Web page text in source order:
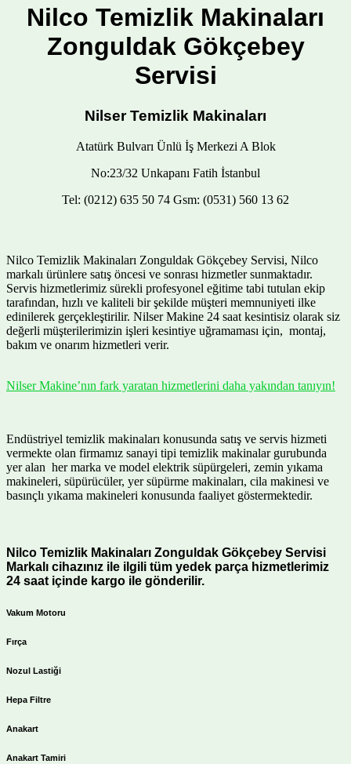
Nilco Temizlik Makinaları
Zonguldak Gökçebey
Servisi
Nilser Temizlik Makinaları
Atatürk Bulvarı Ünlü İş Merkezi A Blok
No:23/32 Unkapanı Fatih İstanbul
Tel: (0212) 635 50 74 Gsm: (0531) 560 13 62
Nilco Temizlik Makinaları Zonguldak Gökçebey Servisi, Nilco
markalı ürünlere satış öncesi ve sonrası hizmetler sunmaktadır.
Servis hizmetlerimiz sürekli profesyonel eğitime tabi tutulan ekip
tarafından, hızlı ve kaliteli bir şekilde müşteri memnuniyeti ilke
edinilerek gerçekleştirilir. Nilser Makine 24 saat kesintisiz olarak siz
değerli müşterilerimizin işleri kesintiye uğramaması için, montaj,
bakım ve onarım hizmetleri verir.
Nilser Makine’nın fark yaratan hizmetlerini daha yakından tanıyın!
Endüstriyel temizlik makinaları konusunda satış ve servis hizmeti
vermekte olan firmamız sanayi tipi temizlik makinalar gurubunda
yer alan her marka ve model elektrik süpürgeleri, zemin yıkama
makineleri, süpürücüler, yer süpürme makinaları, cila makinesi ve
basınçlı yıkama makineleri konusunda faaliyet göstermektedir.
Nilco Temizlik Makinaları Zonguldak Gökçebey Servisi
Markalı cihazınız ile ilgili tüm yedek parça hizmetlerimiz
24 saat içinde kargo ile gönderilir.
Vakum Motoru
Fırça
Nozul Lastiği
Hepa Filtre
Anakart
Anakart Tamiri